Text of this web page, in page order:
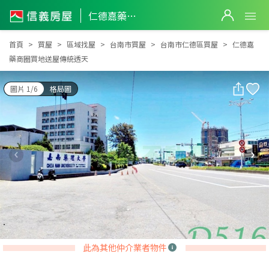
仁德嘉藥商圈買地送屋傳統透天
仁德嘉藥商圈買地送屋傳統透天
首頁 買屋 區域找屋 台南市買屋 台南市仁德區買屋
仁德嘉
藥商圈買地送屋傳統透天
圖片 1/6 格局圖
此為其他仲介業者物件